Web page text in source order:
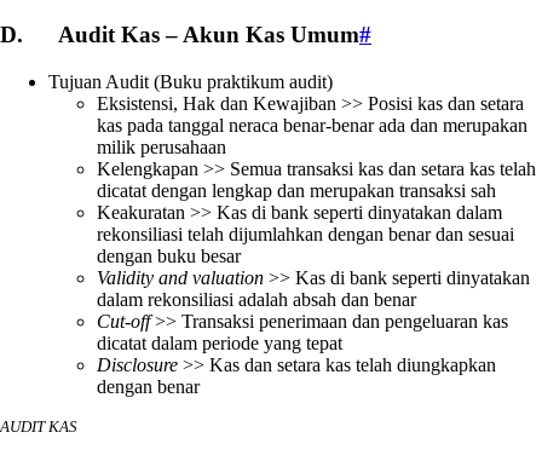
D. Audit Kas – Akun Kas Umum#
Tujuan Audit (Buku praktikum audit)
Eksistensi, Hak dan Kewajiban >> Posisi kas dan setara
kas pada tanggal neraca benar-benar ada dan merupakan
milik perusahaan
Kelengkapan >> Semua transaksi kas dan setara kas telah
dicatat dengan lengkap dan merupakan transaksi sah
Keakuratan >> Kas di bank seperti dinyatakan dalam
rekonsiliasi telah dijumlahkan dengan benar dan sesuai
dengan buku besar
Validity and valuation >> Kas di bank seperti dinyatakan
dalam rekonsiliasi adalah absah dan benar
Cut-off>> Transaksi penerimaan dan pengeluaran kas
dicatat dalam periode yang tepat
Disclosure >> Kas dan setara kas telah diungkapkan
dengan benar
AUDIT KAS